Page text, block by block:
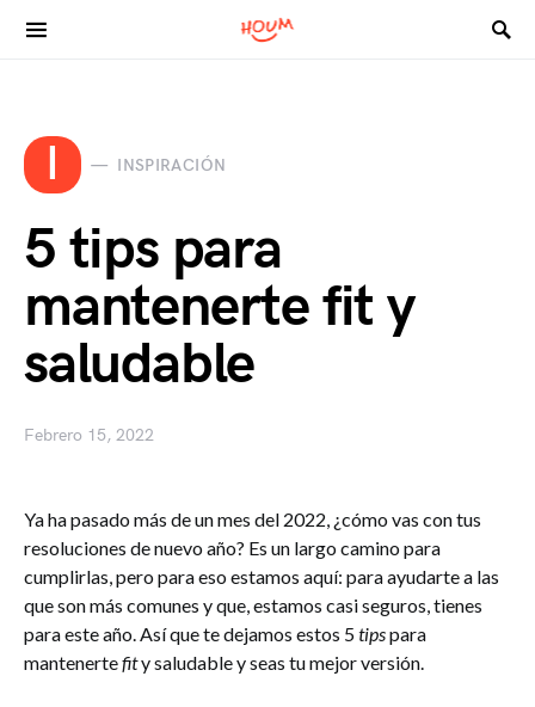
Search for:
I INSPIRACIÓN
5 tips para
mantenerte fit y
saludable
Febrero 15, 2022
Ya ha pasado más de un mes del 2022, ¿cómo vas con tus
resoluciones de nuevo año? Es un largo camino para
cumplirlas, pero para eso estamos aquí: para ayudarte a las
que son más comunes y que, estamos casi seguros, tienes
para este año. Así que te dejamos estos 5tipspara
mantenertefity saludable y seas tu mejor versión.